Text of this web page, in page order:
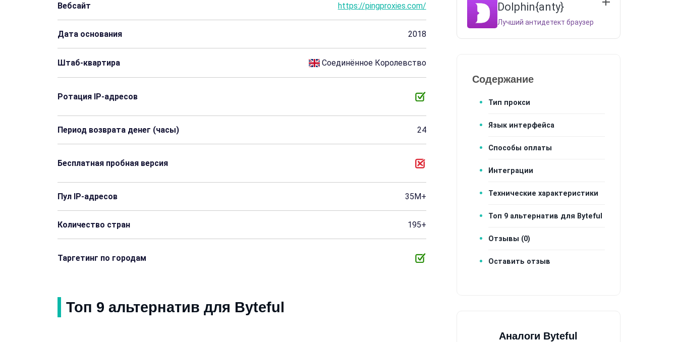
Вебсайт https://pingproxies.com/
Дата основания 2018
Штаб-квартира Соединённое Королевство
Ротация IP-адресов
Период возврата денег (часы) 24
Бесплатная пробная версия
Пул IP-адресов 35M+
Количество стран 195+
Таргетинг по городам
Топ 9 альтернатив для Byteful
Dolphin{anty}
Лучший антидетект браузер
Содержание
Тип прокси
Язык интерфейса
Способы оплаты
Интеграции
Технические характеристики
Топ 9 альтернатив для Byteful
Отзывы (0)
Оставить отзыв
Аналоги Byteful